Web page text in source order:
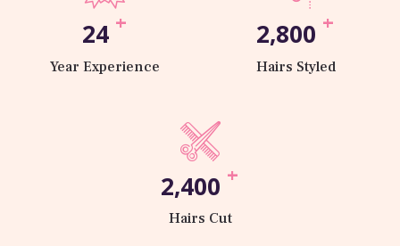
24 +
Year Experience
2,800 +
Hairs Styled
2,400 +
Hairs Cut